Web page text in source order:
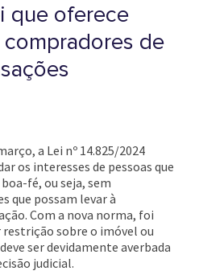
que oferece
de
a Lei nº 14.825/2024
os interesses de pessoas que
fé, ou seja, sem
que possam levar à
Com a nova norma, foi
sobre o imóvel ou
ser devidamente averbada
judicial.